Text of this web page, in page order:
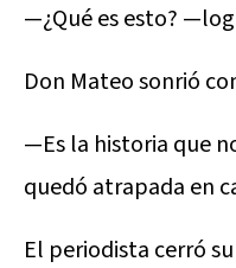
—¿Qué es esto?
Don Mateo sonrió
—Es la historia que
quedó atrapada en
El periodista cerró